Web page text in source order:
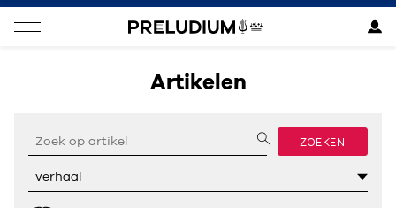
Artikelen
ZOEKEN